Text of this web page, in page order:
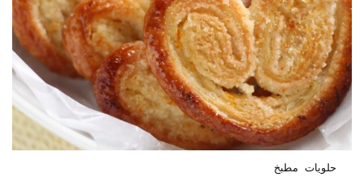
حلويات مطبخ